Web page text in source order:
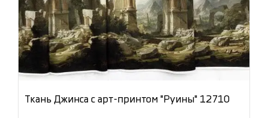
Ткань Джинса с арт-принтом "Руины" 12710